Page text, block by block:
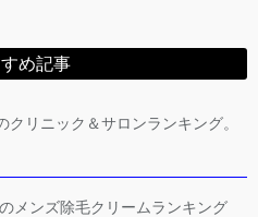
め記事
クリニック＆サロンランキング。
メンズ除毛クリームランキング